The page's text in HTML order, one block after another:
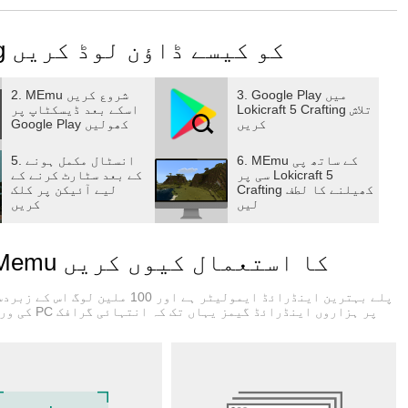
it's all in your hands.
پی سی پر Lokicraft 5 Crafting کو کیسے ڈاؤن لوڈ کریں
2. MEmu شروع کریں
اسکے بعد ڈیسکٹاپ پر
Google Play کھولیں
3. Google Play میں
Lokicraft 5 Crafting تلاش
کریں
5. انسٹال مکمل ہونے
کے بعد سٹارٹ کرنے کے
لیے آئیکن پر کلک
کریں
6. MEmu کے ساتھ پی
سی پر Lokicraft 5
Crafting کھیلنے کا لطف
لیں
Lokicraft 5 Crafting کے لیے Memu کا استعمال کیوں کریں